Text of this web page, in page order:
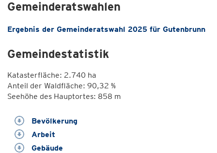
Gemeinderatswahlen
Ergebnis der Gemeinderatswahl 2025 für Gutenbrunn
Gemeindestatistik
Katasterfläche: 2.740 ha
Anteil der Waldfläche: 90,32 %
Seehöhe des Hauptortes: 858 m
Bevölkerung
Arbeit
Gebäude